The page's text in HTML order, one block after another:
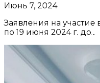
Июнь 7, 2024
Заявления на
по 19 июня 2024 г. до...